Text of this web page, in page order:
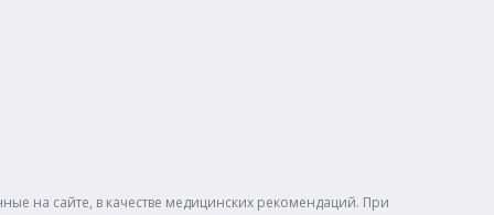
на сайте, в качестве медицинских рекомендаций. При